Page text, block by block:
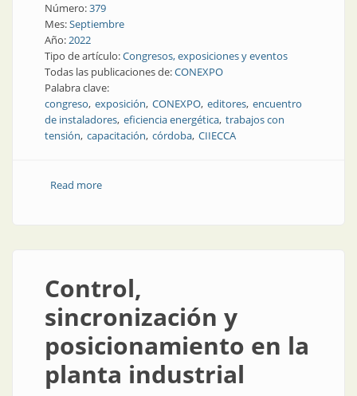
Número:379
Mes:Septiembre
Año:2022
Tipo de artículo:Congresos, exposiciones y eventos
Todas las publicaciones de:CONEXPO
Palabra clave:
congreso exposición CONEXPO editores encuentro
de instaladores eficiencia energética trabajos con
tensión capacitación córdoba CIIECCA
Read moreabout Tecnología, capacitación y encuentro:
Control,
sincronización y
posicionamiento en la
planta industrial